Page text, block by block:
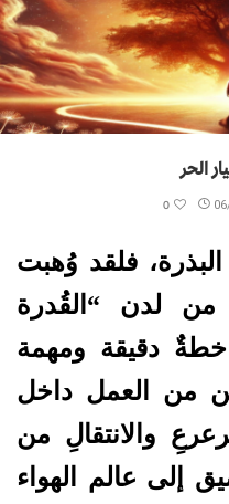
الحر
0
فلقد وُهبت
من لدن “القُدرة
خطةٌ دقيقة ومهمة
من العمل داخل
والانتقالِ من
إلى عالم الهواء